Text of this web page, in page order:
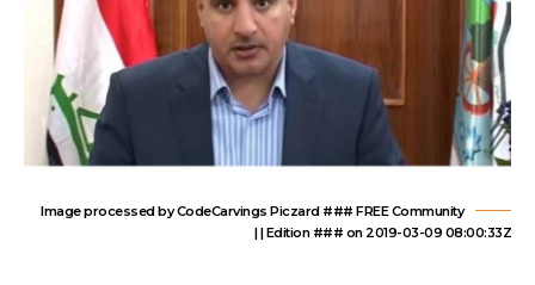
Image processed by CodeCarvings Piczard ### FREE Community
Edition ### on 2019-03-09 08:00:33Z | |